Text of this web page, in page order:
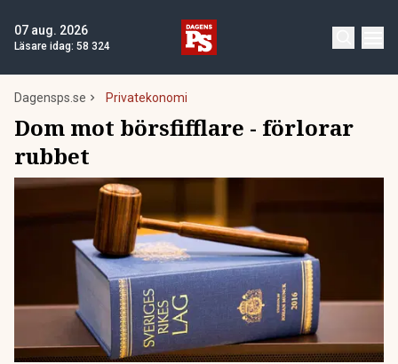
07 aug. 2026
Läsare idag: 58 324
Dagensps.se Privatekonomi
Dom mot börsfifflare - förlorar
rubbet